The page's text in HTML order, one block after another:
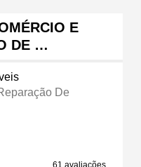
E
DE …
De
61 avaliações